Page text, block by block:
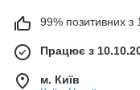
99% позитивних з
Працює з
м. Київ